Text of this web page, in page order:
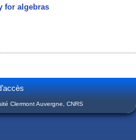
for algebras
Clermont Auvergne, CNRS